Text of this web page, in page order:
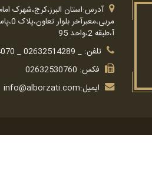
آدرس:استان البرز،کرج،شهرک
آ،طبقه 2،واحد 95
تلفن: _ 02632514289 _ 09102604070
فکس: 02632530760
ایمیل:info@alborzati.com